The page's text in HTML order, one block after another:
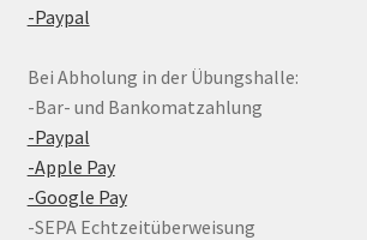
-Paypal
Bei Abholung in der Übungshalle:
-Bar- und Bankomatzahlung
-Paypal
-Apple Pay
-Google Pay
-SEPA Echtzeitüberweisung